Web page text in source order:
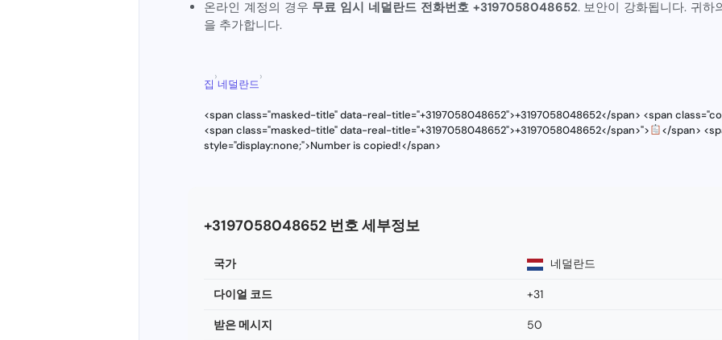
온라인 계정의 경우 무료 임시 네덜란드 전화번호 +3197058048652. 보안이 강화됩니다. 귀하
을 추가합니다.
집
›
네덜란드
›
<span class="masked-title" data-real-title="+3197058048652">+3197058048652</span> <span
<span class="masked-title" data-real-title="+3197058048652">+3197058048652</span>">
</span>
style="display:none;">Number is copied!</span>
+3197058048652 번호 세부정보
국가 네덜란드
다이얼 코드 +31
받은 메시지 50